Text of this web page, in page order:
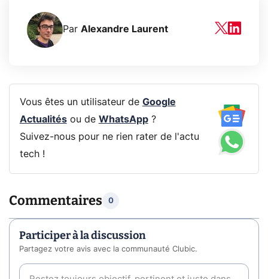
Par Alexandre Laurent
Vous êtes un utilisateur de Google
Actualitésou de WhatsApp?
Suivez-nous pour ne rien rater de l'actu
tech !
Commentaires 0
Participer à la discussion
Partagez votre avis avec la communauté Clubic.